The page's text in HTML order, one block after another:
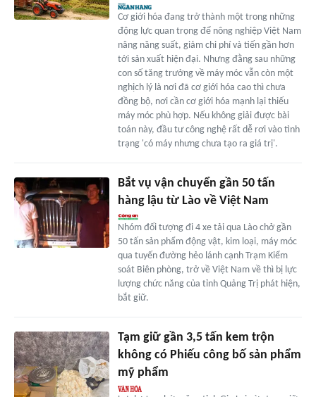
Cơ giới hóa đang trở thành một trong những
động lực quan trọng để nông nghiệp Việt Nam
nâng năng suất, giảm chi phí và tiến gần hơn
tới sản xuất hiện đại. Nhưng đằng sau những
con số tăng trưởng về máy móc vẫn còn một
nghịch lý là nơi đã cơ giới hóa cao thì chưa
đồng bộ, nơi cần cơ giới hóa mạnh lại thiếu
máy móc phù hợp. Nếu không giải được bài
toán này, đầu tư công nghệ rất dễ rơi vào tình
trạng 'có máy nhưng chưa tạo ra giá trị'.
Bắt vụ vận chuyển gần 50 tấn
hàng lậu từ Lào về Việt Nam
Nhóm đối tượng đi 4 xe tải qua Lào chở gần
50 tấn sản phẩm động vật, kim loại, máy móc
qua tuyến đường hẻo lánh cạnh Trạm Kiểm
soát Biên phòng, trở về Việt Nam về thì bị lực
lượng chức năng của tỉnh Quảng Trị phát hiện,
bắt giữ.
Tạm giữ gần 3,5 tấn kem trộn
không có Phiếu công bố sản phẩm
mỹ phẩm